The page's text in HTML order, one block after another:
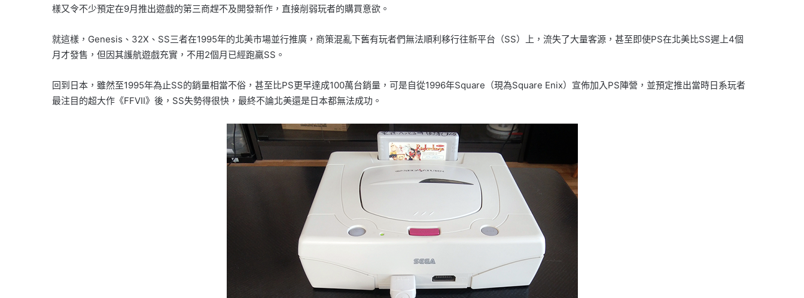
樣又令不少預定在9月推出遊戲的第三商趕不及開發新作，直接削弱玩者的購買意欲。
就這樣，Genesis、32X、SS三者在1995年的北美市場並行推廣，商策混亂下舊有玩者們無法順利移行往新平台（SS）上，流失了大量客源，甚至即使PS在北美比SS遲上4個
月才發售，但因其護航遊戲充實，不用2個月已經跑羸SS。
回到日本，雖然至1995年為止SS的銷量相當不俗，甚至比PS更早達成100萬台銷量，可是自從1996年Square（現為Square Enix）宣佈加入PS陣營，並預定推出當時日系玩者
最注目的超大作《FFVII》後，SS失勢得很快，最終不論北美還是日本都無法成功。